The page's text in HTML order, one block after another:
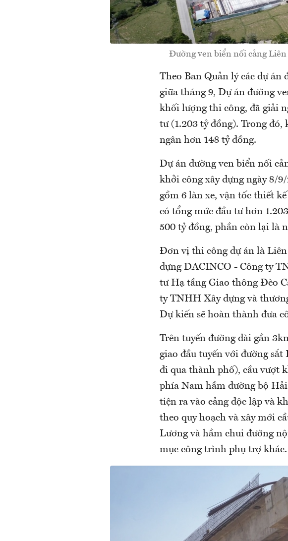
Đường ven biển nối cảng Liên
Theo Ban Quản lý các dự
giữa tháng 9, Dự án đường
khối lượng thi công, đã giải
tư (1.203 tỷ đồng). Trong đó,
ngân hơn 148 tỷ đồng.
Dự án đường ven biển nối
khởi công xây dựng ngày 8/
gồm 6 làn xe, vận tốc thiết
có tổng mức đầu tư hơn
500 tỷ đồng, phần còn lại là
Đơn vị thi công dự án là
dựng DACINCO - Công ty
tư Hạ tầng Giao thông Đèo
ty TNHH Xây dựng và
Dự kiến sẽ hoàn thành đưa
Trên tuyến đường dài gần
giao đầu tuyến với đường sắt
đi qua thành phố), cầu vượt
phía Nam hầm đường bộ
tiện ra vào cảng độc lập và
theo quy hoạch và xây mới
Lương và hầm chui đường
mục công trình phụ trợ khác.